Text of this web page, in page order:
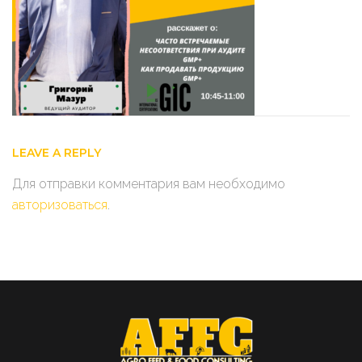
123456-
7890
(6)
LEAVE A REPLY
Для отправки комментария вам необходимо
авторизоваться.